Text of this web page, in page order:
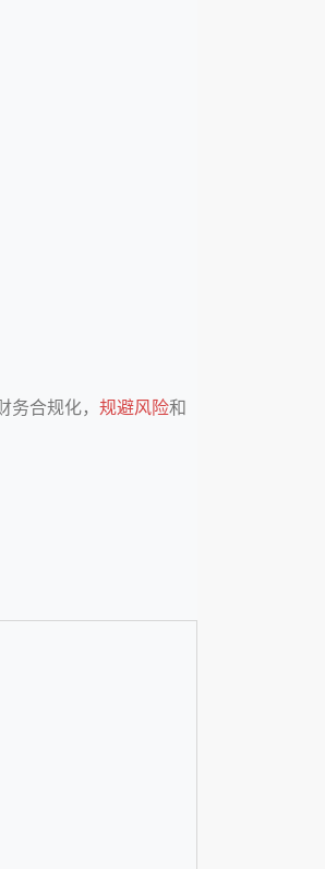
合规化， 规避风险和